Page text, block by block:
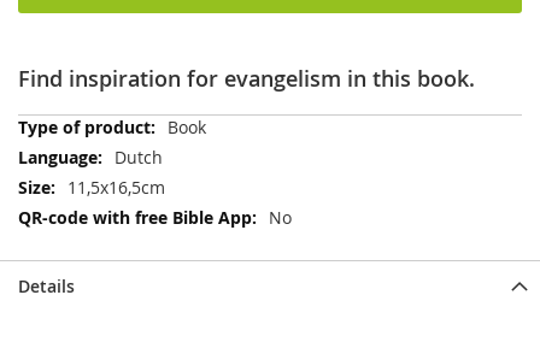
Find inspiration for evangelism in this book.
More
Information
Book
Dutch
11,5x16,5cm
No
Details